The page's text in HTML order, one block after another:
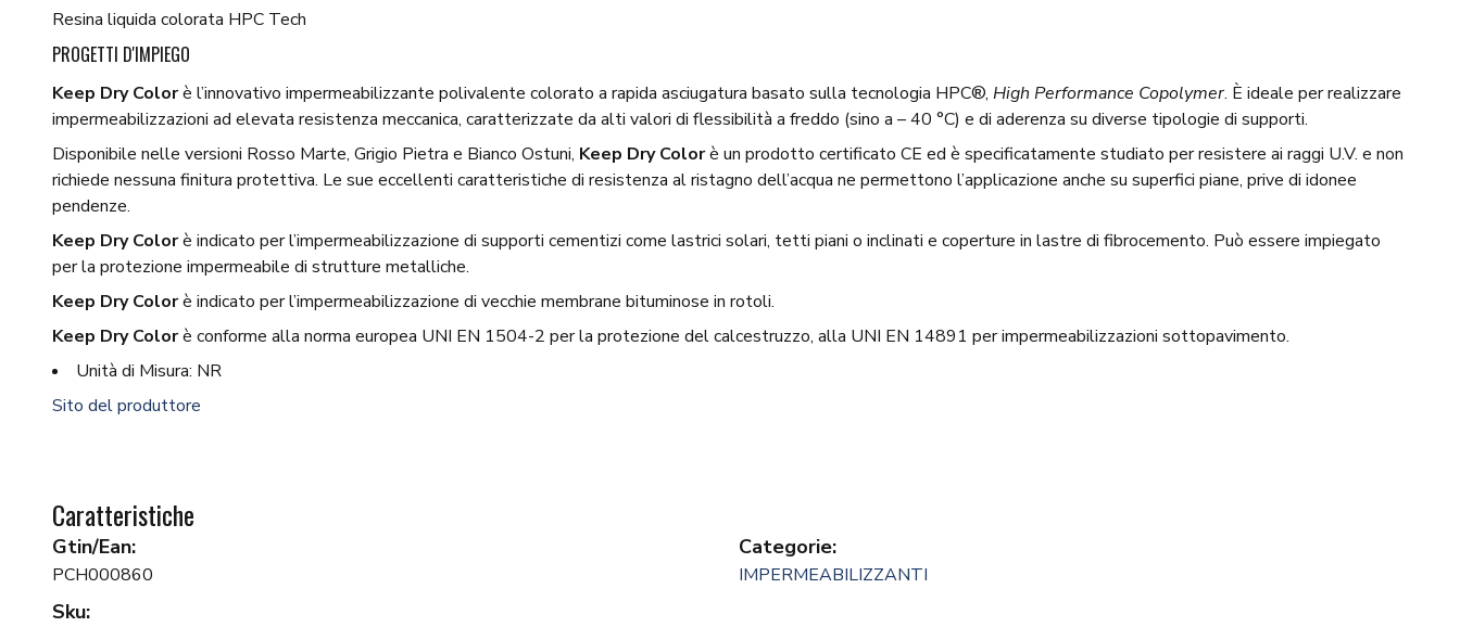
Resina liquida colorata HPC Tech
PROGETTI D'IMPIEGO
Keep Dry Colorè l’innovativo impermeabilizzante polivalente colorato a rapida asciugatura basato sulla tecnologia HPC®, High Performance Copolymer. È ideale per realizzare
impermeabilizzazioni ad elevata resistenza meccanica, caratterizzate da alti valori di flessibilità a freddo (sino a – 40 °C) e di aderenza su diverse tipologie di supporti.
Disponibile nelle versioni Rosso Marte, Grigio Pietra e Bianco Ostuni, Keep Dry Colorè un prodotto certificato CE ed è specificatamente studiato per resistere ai raggi U.V. e non
richiede nessuna finitura protettiva. Le sue eccellenti caratteristiche di resistenza al ristagno dell’acqua ne permettono l’applicazione anche su superfici piane, prive di idonee
pendenze.
Keep Dry Colorè indicato per l’impermeabilizzazione di supporti cementizi come lastrici solari, tetti piani o inclinati e coperture in lastre di fibrocemento. Può essere impiegato
per la protezione impermeabile di strutture metalliche.
Keep Dry Colorè indicato per l’impermeabilizzazione di vecchie membrane bituminose in rotoli.
Keep Dry Colorè conforme alla norma europea UNI EN 1504-2 per la protezione del calcestruzzo, alla UNI EN 14891 per impermeabilizzazioni sottopavimento.
Unità di Misura: NR
Sito del produttore
Caratteristiche
Gtin/Ean:
PCH000860
Sku:
Categorie:
IMPERMEABILIZZANTI